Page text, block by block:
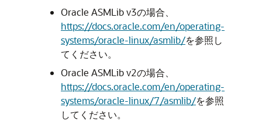
Oracle ASMLib v3の場合、
https://docs.oracle.com/en/operating-
systems/oracle-linux/asmlib/を参照し
てください。
Oracle ASMLib v2の場合、
https://docs.oracle.com/en/operating-
systems/oracle-linux/7/asmlib/を参照
してください。